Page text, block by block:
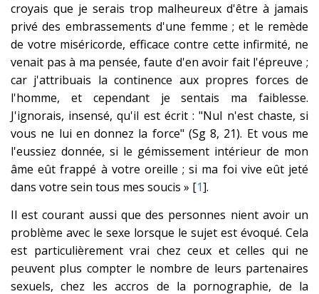
croyais que je serais trop malheureux d'être à jamais
privé des embrassements d'une femme ; et le remède
de votre miséricorde, efficace contre cette infirmité, ne
venait pas à ma pensée, faute d'en avoir fait l'épreuve ;
car j'attribuais la continence aux propres forces de
l'homme, et cependant je sentais ma faiblesse.
J'ignorais, insensé, qu'il est écrit : "Nul n'est chaste, si
vous ne lui en donnez la force" (Sg 8, 21). Et vous me
l'eussiez donnée, si le gémissement intérieur de mon
âme eût frappé à votre oreille ; si ma foi vive eût jeté
dans votre sein tous mes soucis » [1].
Il est courant aussi que des personnes nient avoir un
problème avec le sexe lorsque le sujet est évoqué. Cela
est particulièrement vrai chez ceux et celles qui ne
peuvent plus compter le nombre de leurs partenaires
sexuels, chez les accros de la pornographie, de la